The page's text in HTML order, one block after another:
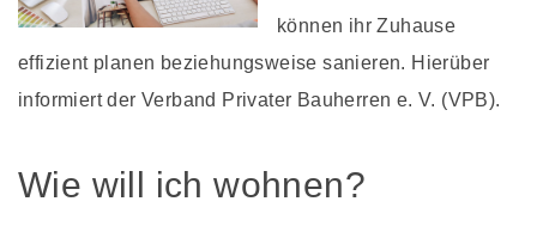
können ihr Zuhause
effizient planen beziehungsweise sanieren. Hierüber
informiert der Verband Privater Bauherren e. V. (VPB).
Wie will ich wohnen?